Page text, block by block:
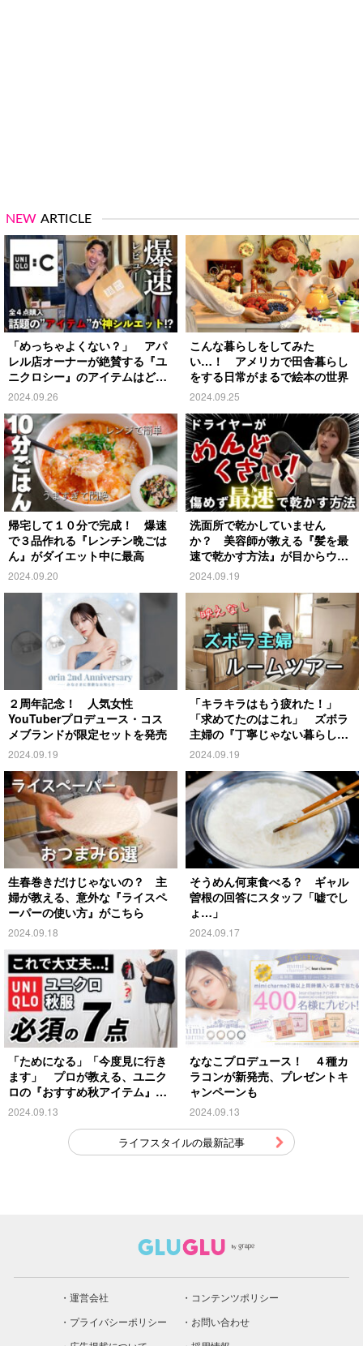
NEW ARTICLE
「めっちゃよくない？」 アパ
レル店オーナーが絶賛する『ユ
ニクロシー』のアイテムはど
れ？
2024.09.26
こんな暮らしをしてみた
い…！ アメリカで田舎暮らし
をする日常がまるで絵本の世界
2024.09.25
帰宅して１０分で完成！ 爆速
で３品作れる『レンチン晩ごは
ん』がダイエット中に最高
2024.09.20
洗面所で乾かしていません
か？ 美容師が教える『髪を最
速で乾かす方法』が目からウロ
コ
2024.09.19
２周年記念！ 人気女性
YouTuberプロデュース・コス
メブランドが限定セットを発売
2024.09.19
「キラキラはもう疲れた！」
「求めてたのはこれ」 ズボラ
主婦の『丁寧じゃない暮らし』
がこちら
2024.09.19
生春巻きだけじゃないの？ 主
婦が教える、意外な『ライスペ
ーパーの使い方』がこちら
2024.09.18
そうめん何束食べる？ ギャル
曽根の回答にスタッフ「嘘でし
ょ…」
2024.09.17
「ためになる」「今度見に行き
ます」 プロが教える、ユニク
ロの『おすすめ秋アイテム』が
こちら
2024.09.13
ななこプロデュース！ ４種カ
ラコンが新発売、プレゼントキ
ャンペーンも
2024.09.13
ライフスタイルの最新記事
運営会社
コンテンツポリシー
プライバシーポリシー
お問い合わせ